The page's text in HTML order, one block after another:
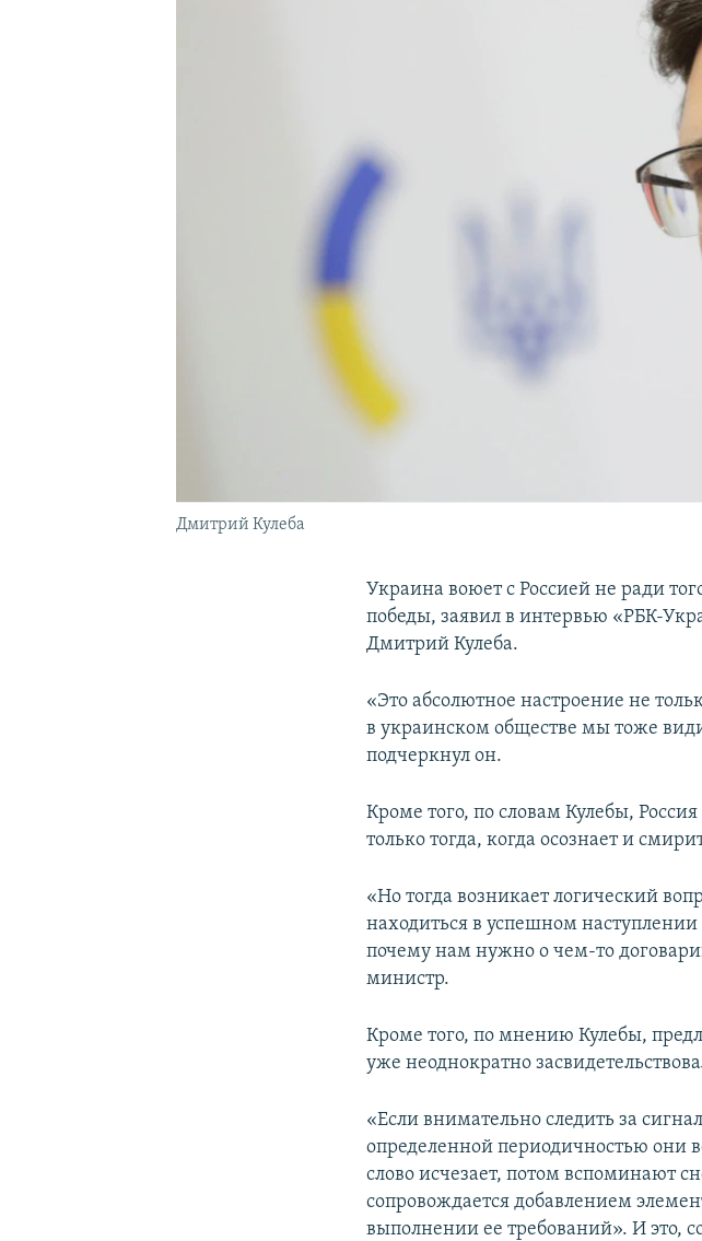
Дмитрий Кулеба
Украина воюет с Россией не ради
победы, заявил в интервью «РБК-
Дмитрий Кулеба.
«Это абсолютное настроение не
в украинском обществе мы тоже
подчеркнул он.
Кроме того, по словам Кулебы,
только тогда, когда осознает и
«Но тогда возникает логический
находиться в успешном
почему нам нужно о чем-то
министр.
Кроме того, по мнению Кулебы,
уже неоднократно
«Если внимательно следить за
определенной периодичностью они
слово исчезает, потом вспоминают
сопровождается добавлением
выполнении ее требований». И это,